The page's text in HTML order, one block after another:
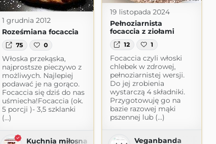
19 listopada 2024
Pełnoziarnista
focaccia z ziołami
12 1
Focaccia czyli włoski
chlebek w zdrowej,
pełnoziarnistej wersji.
Do jej zrobienia
wystarczą 4 składniki.
Przygotowuję go na
bazie razowej mąki
pszennej lub (...)
Veganbanda
1 grudnia 2012
Roześmiana focaccia
75 0
Włoska przekąska,
najprostsze pieczywo z
możliwych. Najlepiej
podawać je na gorąco.
Focaccia się dziś do nas
uśmiecha!Focaccia (ok.
5 porcji )- 3,5 szklanki
(...)
Kuchnia miłosna